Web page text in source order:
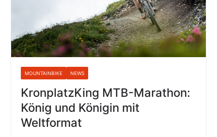
MOUNTAINBIKE NEWS
KronplatzKing MTB-Marathon:
König und Königin mit
Weltformat